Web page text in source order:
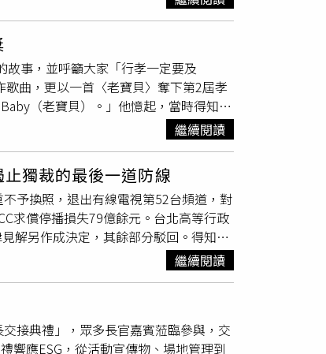
個資，研判詐團成員的目的恐是要進行
，一般人不會有戒心會先付款，拆完
。（圖／報系資料照）
自己節目的事，原先想閒下來時聯絡他
交流，「之前劉大哥還特別去我新竹
一年都沒有聽到他的聲音，真的聯絡
們都有深談過」。白冰冰嘆息指出，
裡，「對我來講，他是長輩，也是很棒
」。
來臨，3人也從禮車上丟出具
手筆擴大獎金額度，小獎破千人中獎
千萬，蔡衍明也當場宣布多的他就自
，台下員工瞬間變成熱情歌迷。（圖
結束後都相當開心，紛紛表示自己有中
結一定贏〉，展現團結精神，為尾牙聯
事，並呼籲大家「行孝一定要及
曲，更以一首〈老寶貝〉奪下第2屆孝
（老寶貝）。」他憶起，當時得知孝
半夜跑急診，同時得兼顧工作，蠟燭
感觸，這首歌是純粹把父母的養育之
作最喜愛的歌曲，更是寫歌20多年來讓
一了心願，馬上積極創作寫歌。他提
可以好好發揮正能量、愛，用了我這幾
得獎，但一聽到〈老寶貝〉榮獲金獎，
與母親感情深厚，平時非常珍惜母子互
由態度，他踏出社會後決定從事製作音
父親便讓他做自己喜歡的事，認為生活
想反而有點後悔，如果爸爸對我嚴格
自由發揮，但爸媽們至少要幫小孩做
親，母子倆每天一定會打電話、視訊，
繼續閱讀
獨裁的最後一道防線
予換照，退出有線電視第52台頻道，對
求償停播損失79億餘元。台北高等行政
解另作成決定，其餘部分駁回。得知此
明寫下：「非常～非常的高興，也非常
最後一道防線！期盼我們的司法能為全
蔡衍明感謝法官的判決。（圖／翻攝自
、「蔡董加油，從關台到現在一直期待
員請求賠償」、「邪不勝正，總算還中
繼續閱讀
接典禮」，眾多長官嘉賓蒞臨參與，交
響應ESG，從活動宣傳物、場地管理到